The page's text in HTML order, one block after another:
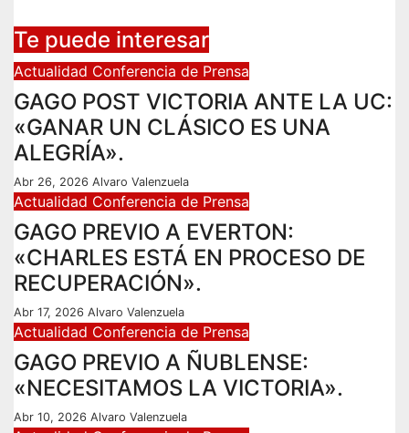
Te puede interesar
Actualidad Conferencia de Prensa
GAGO POST VICTORIA ANTE LA UC:
«GANAR UN CLÁSICO ES UNA
ALEGRÍA».
Abr 26, 2026 Alvaro Valenzuela
Actualidad Conferencia de Prensa
GAGO PREVIO A EVERTON:
«CHARLES ESTÁ EN PROCESO DE
RECUPERACIÓN».
Abr 17, 2026 Alvaro Valenzuela
Actualidad Conferencia de Prensa
GAGO PREVIO A ÑUBLENSE:
«NECESITAMOS LA VICTORIA».
Abr 10, 2026 Alvaro Valenzuela